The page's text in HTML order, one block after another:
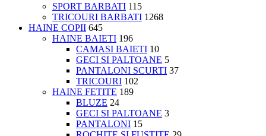
SPORT BARBATI 115
TRICOURI BARBATI 1268
HAINE COPII 645
HAINE BAIETI 196
CAMASI BAIETI 10
GECI SI PALTOANE 5
PANTALONI SCURTI 37
TRICOURI 102
HAINE FETITE 189
BLUZE 24
GECI SI PALTOANE 3
PANTALONI 15